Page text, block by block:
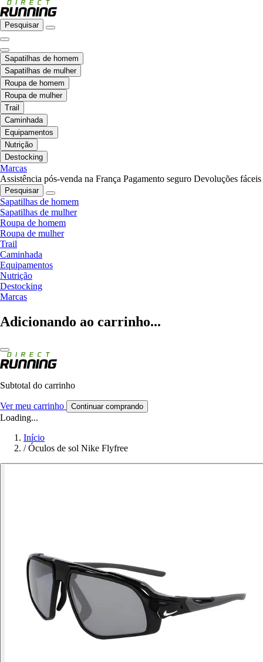
Pesquisar
Sapatilhas de homem
Sapatilhas de mulher
Roupa de homem
Roupa de mulher
Trail
Caminhada
Equipamentos
Nutrição
Destocking
Marcas
Assistência pós-venda na França Pagamento seguro Devoluções fáceis
Pesquisar
Sapatilhas de homem
Sapatilhas de mulher
Roupa de homem
Roupa de mulher
Trail
Caminhada
Equipamentos
Nutrição
Destocking
Marcas
Adicionando ao carrinho...
Subtotal do carrinho
Ver meu carrinho Continuar comprando
Loading...
Início
/ Óculos de sol Nike Flyfree